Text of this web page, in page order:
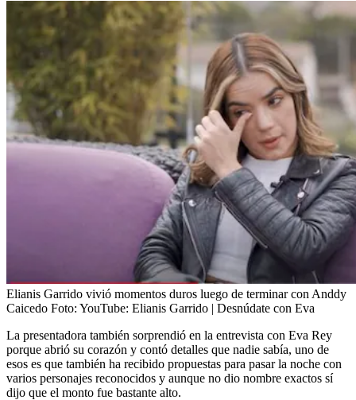
Elianis Garrido vivió momentos duros luego de terminar con Anddy
Caicedo Foto: YouTube: Elianis Garrido | Desnúdate con Eva
La presentadora también sorprendió en la entrevista con Eva Rey
porque abrió su corazón y contó detalles que nadie sabía, uno de
esos es que también ha recibido propuestas para pasar la noche con
varios personajes reconocidos y aunque no dio nombre exactos sí
dijo que el monto fue bastante alto.